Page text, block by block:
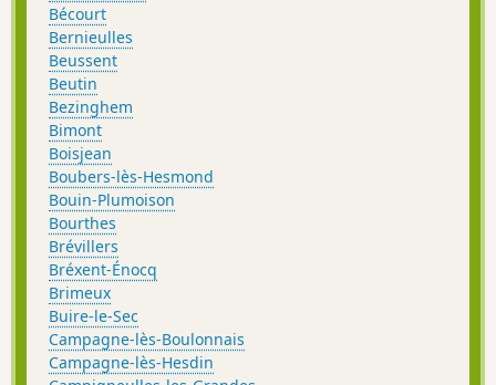
Bécourt
Bernieulles
Beussent
Beutin
Bezinghem
Bimont
Boisjean
Boubers-lès-Hesmond
Bouin-Plumoison
Bourthes
Brévillers
Bréxent-Énocq
Brimeux
Buire-le-Sec
Campagne-lès-Boulonnais
Campagne-lès-Hesdin